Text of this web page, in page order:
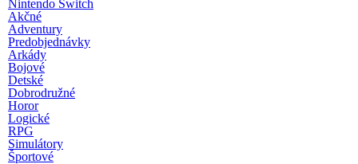
Nintendo Switch
Akčné
Adventury
Predobjednávky
Arkády
Bojové
Detské
Dobrodružné
Horor
Logické
RPG
Simulátory
Športové